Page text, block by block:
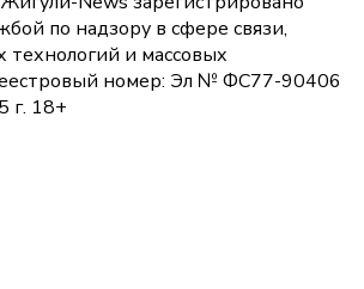
по надзору в сфере связи,
и массовых
номер: Эл № ФС77-90406
г. 18+